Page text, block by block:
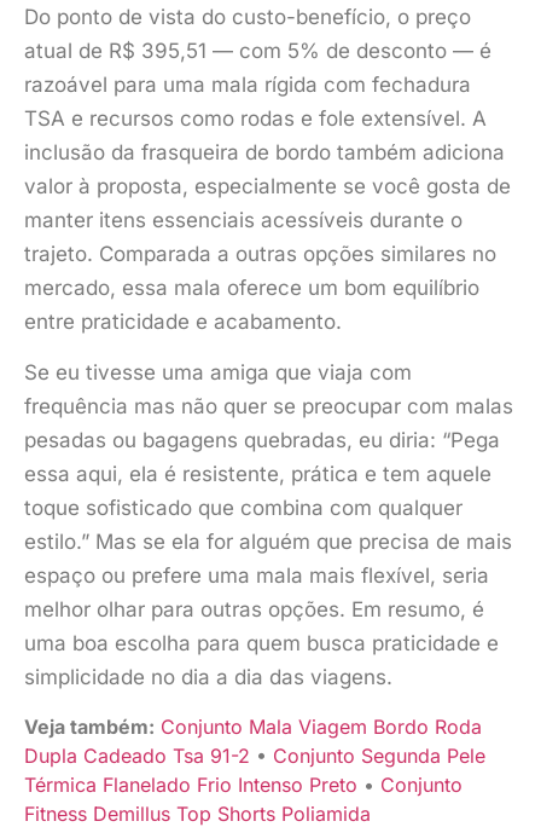
Do ponto de vista do custo-benefício, o preço
atual de R$ 395,51 — com 5% de desconto — é
razoável para uma mala rígida com fechadura
TSA e recursos como rodas e fole extensível. A
inclusão da frasqueira de bordo também adiciona
valor à proposta, especialmente se você gosta de
manter itens essenciais acessíveis durante o
trajeto. Comparada a outras opções similares no
mercado, essa mala oferece um bom equilíbrio
entre praticidade e acabamento.
Se eu tivesse uma amiga que viaja com
frequência mas não quer se preocupar com malas
pesadas ou bagagens quebradas, eu diria: “Pega
essa aqui, ela é resistente, prática e tem aquele
toque sofisticado que combina com qualquer
estilo.” Mas se ela for alguém que precisa de mais
espaço ou prefere uma mala mais flexível, seria
melhor olhar para outras opções. Em resumo, é
uma boa escolha para quem busca praticidade e
simplicidade no dia a dia das viagens.
Veja também: Conjunto Mala Viagem Bordo Roda
Dupla Cadeado Tsa 91-2 • Conjunto Segunda Pele
Térmica Flanelado Frio Intenso Preto • Conjunto
Fitness Demillus Top Shorts Poliamida